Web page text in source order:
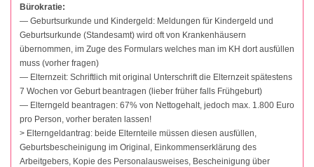
Bürokratie:
— Geburtsurkunde und Kindergeld: Meldungen für Kindergeld und
Geburtsurkunde (Standesamt) wird oft von Krankenhäusern
übernommen, im Zuge des Formulars welches man im KH dort ausfüllen
muss (vorher fragen)
— Elternzeit: Schriftlich mit original Unterschrift die Elternzeit spätestens
7 Wochen vor Geburt beantragen (lieber früher falls Frühgeburt)
— Elterngeld beantragen: 67% von Nettogehalt, jedoch max. 1.800 Euro
pro Person, vorher beraten lassen!
> Elterngeldantrag: beide Elternteile müssen diesen ausfüllen,
Geburtsbescheinigung im Original, Einkommenserklärung des
Arbeitgebers, Kopie des Personalausweises, Bescheinigung über